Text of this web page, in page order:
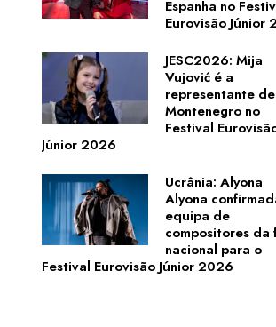
Espanha no
Eurovisão Júnior
JESC2026: Mija
Vujović é a
representante de
Montenegro no
Festival
Júnior 2026
Ucrânia: Alyona
Alyona
equipa de
compositores da
nacional para o
Festival Eurovisão Júnior 2026